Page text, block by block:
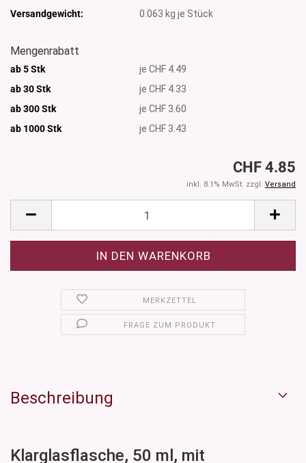
Versandgewicht:
0.063 kg je Stück
Mengenrabatt
ab 5 Stk
je CHF 4.49
ab 30 Stk
je CHF 4.33
ab 300 Stk
je CHF 3.60
ab 1000Stk je CHF 3.43
CHF 4.85
inkl. 8.1% MwSt. zzgl. Versand
MERKZETTEL
FRAGE ZUM PRODUKT
Beschreibung
Klarglasflasche, 50 ml, mit